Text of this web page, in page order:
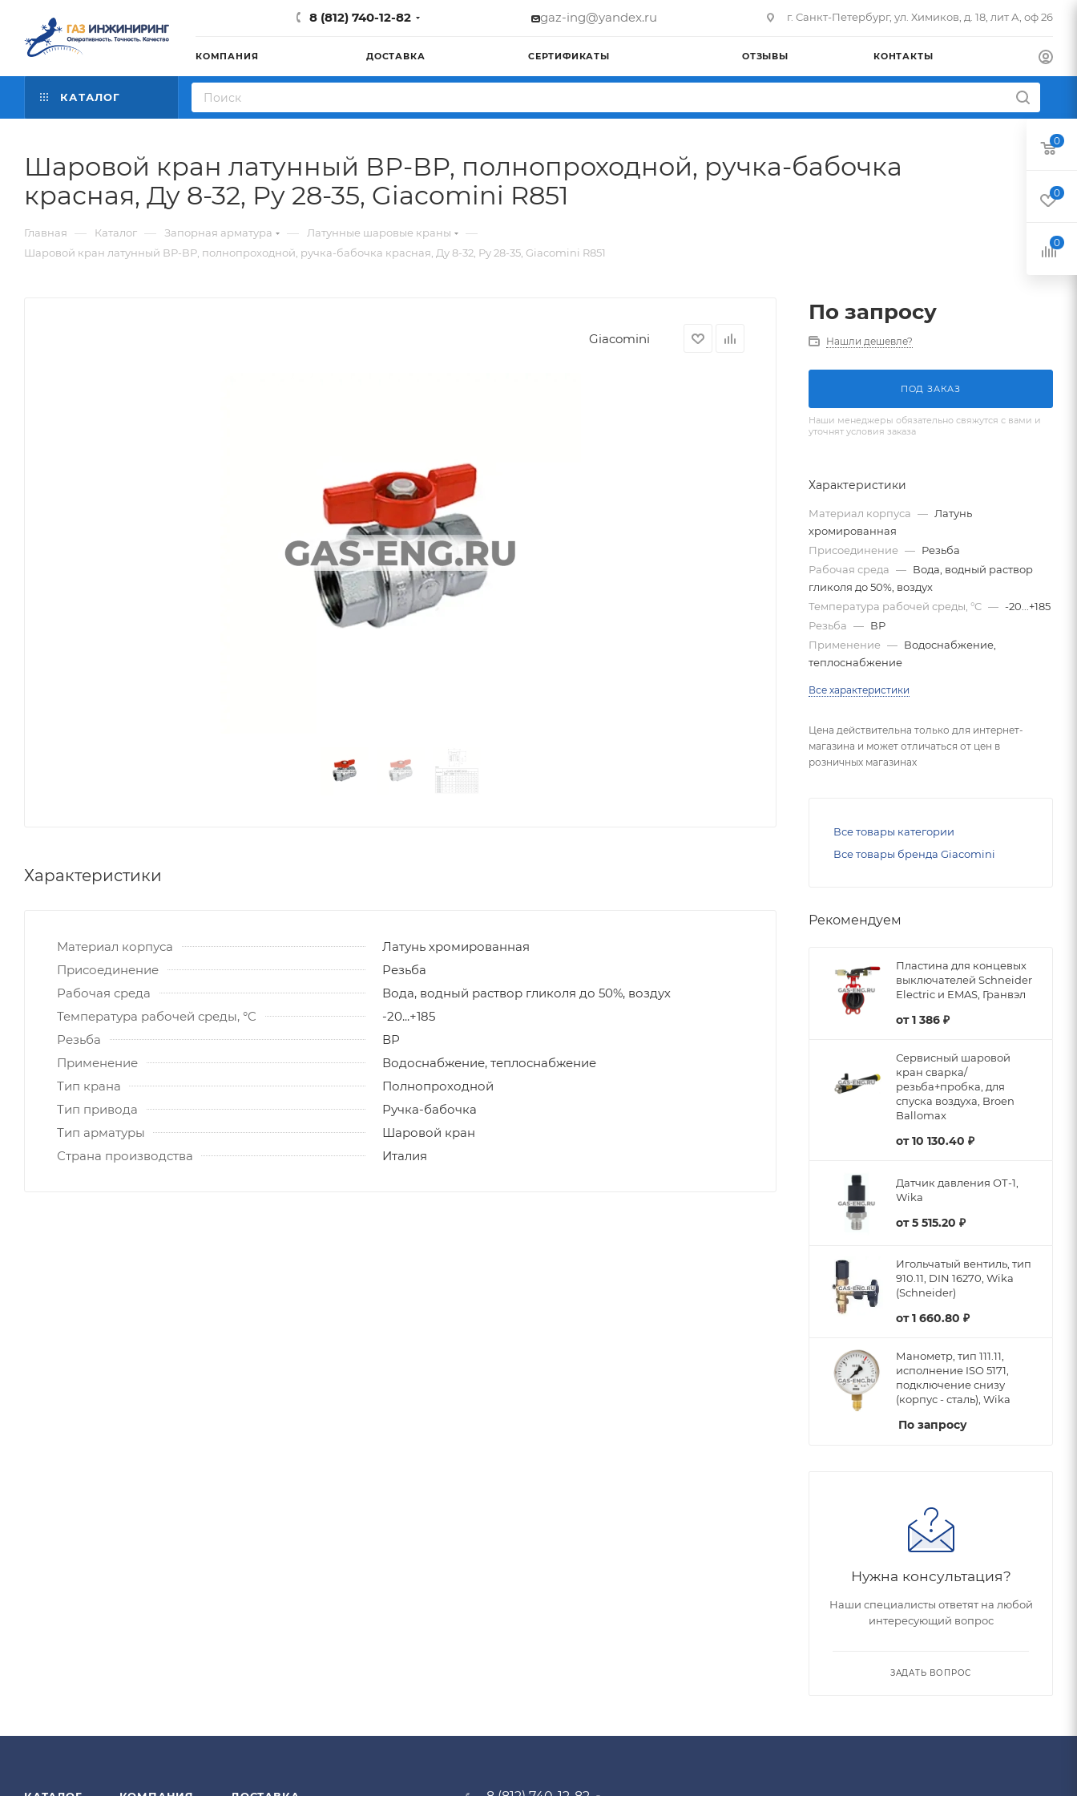
8 (812) 740-12-82 gaz-ing@yandex.ru г. Санкт-Петербург, ул. Химиков, д. 18, лит А, оф 26
КОМПАНИЯ ДОСТАВКА СЕРТИФИКАТЫ ОТЗЫВЫ КОНТАКТЫ
КАТАЛОГ
Шаровой кран латунный ВР-ВР, полнопроходной, ручка-бабочка
красная, Ду 8-32, Ру 28-35, Giacomini R851
Главная — Каталог — Запорная арматура — Латунные шаровые краны —
Шаровой кран латунный ВР-ВР, полнопроходной, ручка-бабочка красная, Ду 8-32, Ру 28-35, Giacomini R851
Giacomini
Характеристики
Материал корпуса
Латунь хромированная
Присоединение
Резьба
Рабочая среда
Вода, водный раствор гликоля до 50%, воздух
Температура рабочей среды, °C
-20...+185
Резьба
ВР
Применение
Водоснабжение, теплоснабжение
Тип крана
Полнопроходной
Тип привода
Ручка-бабочка
Тип арматуры
Шаровой кран
Страна производства
Италия
По запросу
Нашли дешевле?
ПОД ЗАКАЗ
Наши менеджеры обязательно свяжутся с вами и
уточнят условия заказа
Характеристики
Материал корпуса — Латунь
хромированная
Присоединение — Резьба
Рабочая среда — Вода, водный раствор
гликоля до 50%, воздух
Температура рабочей среды, °C — -20...+185
Резьба — ВР
Применение — Водоснабжение,
теплоснабжение
Все характеристики
Цена действительна только для интернет-
магазина и может отличаться от цен в
розничных магазинах
Все товары категории
Все товары бренда Giacomini
Рекомендуем
Пластина для концевых
выключателей Schneider
Electric и EMAS, Гранвэл
от1 386 ₽
Сервисный шаровой
кран сварка/
резьба+пробка, для
спуска воздуха, Broen
Ballomax
от10 130.40 ₽
Датчик давления ОТ-1,
Wika
от5 515.20 ₽
Игольчатый вентиль, тип
910.11, DIN 16270, Wika
(Schneider)
от1 660.80 ₽
Манометр, тип 111.11,
исполнение ISO 5171,
подключение снизу
(корпус - сталь), Wika
По запросу
Нужна консультация?
Наши специалисты ответят на любой
интересующий вопрос
ЗАДАТЬ ВОПРОС
0
0
0